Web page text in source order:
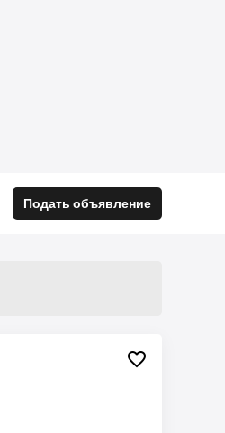
Подать объявление
